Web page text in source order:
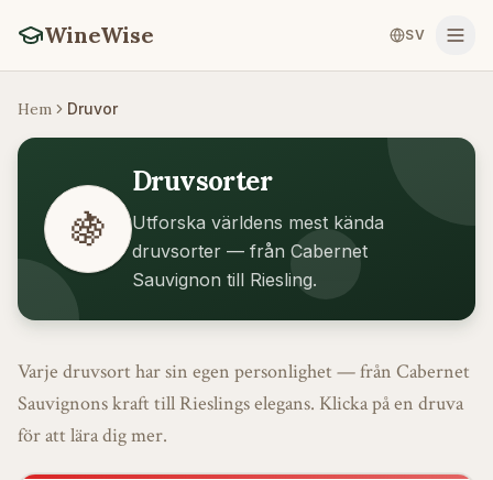
WineWise SV
Hem Druvor
🍇
Druvsorter
Utforska världens mest kända
druvsorter — från Cabernet
Sauvignon till Riesling.
Varje druvsort har sin egen personlighet — från Cabernet
Sauvignons kraft till Rieslings elegans. Klicka på en druva
för att lära dig mer.